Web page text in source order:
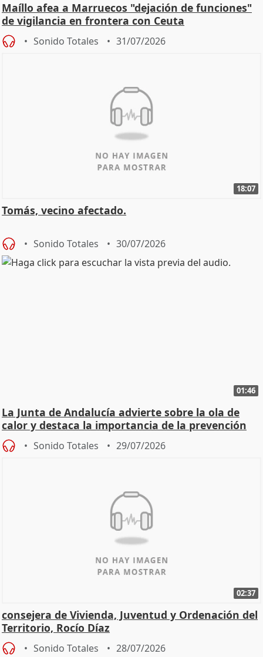
Maíllo afea a Marruecos "dejación de funciones"
de vigilancia en frontera con Ceuta
Sonido Totales 31/07/2026
18:07
Tomás, vecino afectado.
Sonido Totales 30/07/2026
01:46
La Junta de Andalucía advierte sobre la ola de
calor y destaca la importancia de la prevención
Sonido Totales 29/07/2026
02:37
consejera de Vivienda, Juventud y Ordenación del
Territorio, Rocío Díaz
Sonido Totales 28/07/2026